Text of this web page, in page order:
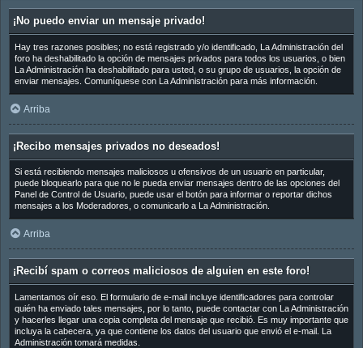
¡No puedo enviar un mensaje privado!
Hay tres razones posibles; no está registrado y/o identificado, La Administración del
foro ha deshabilitado la opción de mensajes privados para todos los usuarios, o bien
La Administración ha deshabilitado para usted, o su grupo de usuarios, la opción de
enviar mensajes. Comuníquese con La Administración para más información.
Arriba
¡Recibo mensajes privados no deseados!
Si está recibiendo mensajes maliciosos u ofensivos de un usuario en particular,
puede bloquearlo para que no le pueda enviar mensajes dentro de las opciones del
Panel de Control de Usuario, puede usar el botón para informar o reportar dichos
mensajes a los Moderadores, o comunicarlo a La Administración.
Arriba
¡Recibí spam o correos maliciosos de alguien en este foro!
Lamentamos oír eso. El formulario de e-mail incluye identificadores para controlar
quién ha enviado tales mensajes, por lo tanto, puede contactar con La Administración
y hacerles llegar una copia completa del mensaje que recibió. Es muy importante que
incluya la cabecera, ya que contiene los datos del usuario que envió el e-mail. La
Administración tomará medidas.